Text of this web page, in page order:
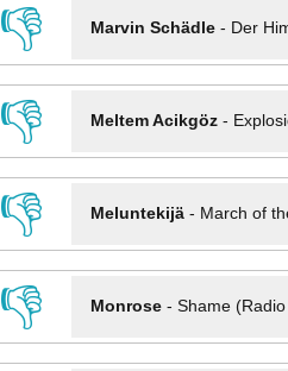
👎
Marvin Schädle- Der
👎
Meltem Acikgöz-
👎
Meluntekijä- March of
👎
Monrose- Shame (Radio